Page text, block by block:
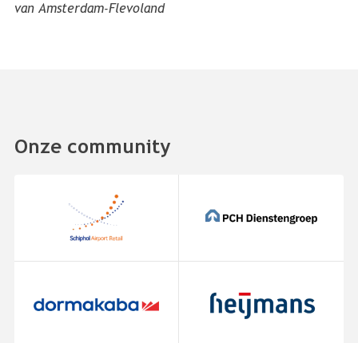
van Amsterdam-Flevoland
Onze community